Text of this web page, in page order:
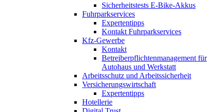
Sicherheitstests E-Bike-Akkus
Fuhrparkservices
Expertentipps
Kontakt Fuhrparkservices
Kfz-Gewerbe
Kontakt
Betreiberpflichtenmanagement für
Autohaus und Werkstatt
Arbeitsschutz und Arbeitssicherheit
Versicherungswirtschaft
Expertentipps
Hotellerie